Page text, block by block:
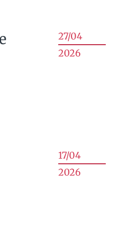
27/04
2026
17/04
2026